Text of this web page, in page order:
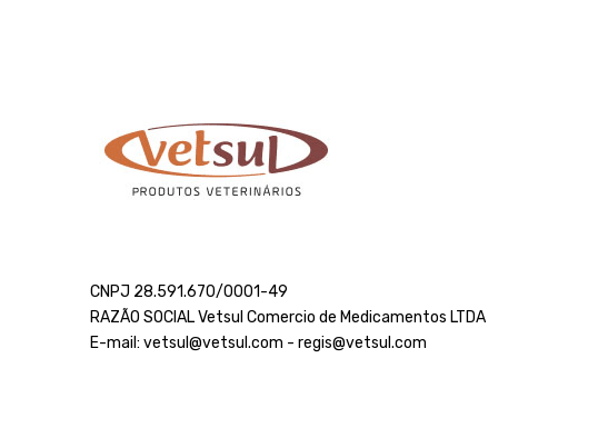
CNPJ 28.591.670/0001-49
RAZÃO SOCIAL Vetsul Comercio de Medicamentos LTDA
E-mail: vetsul@vetsul.com - regis@vetsul.com